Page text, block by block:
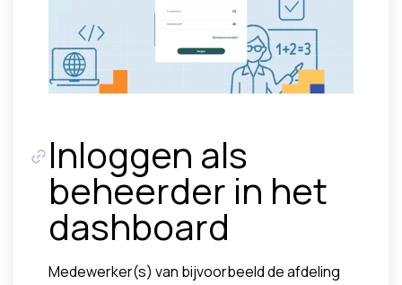
Inloggen als
beheerder in het
dashboard
Medewerker(s) van bijvoorbeeld de afdeling